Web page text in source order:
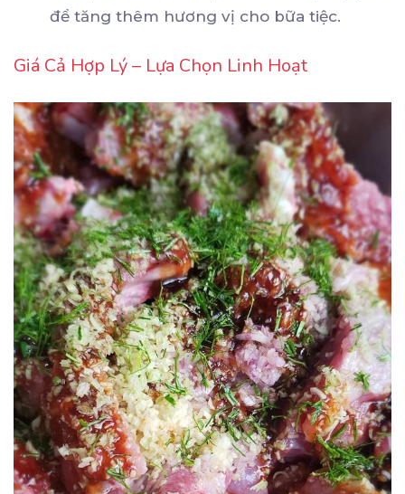
để tăng thêm hương vị cho bữa tiệc.
Giá Cả Hợp Lý – Lựa Chọn Linh Hoạt